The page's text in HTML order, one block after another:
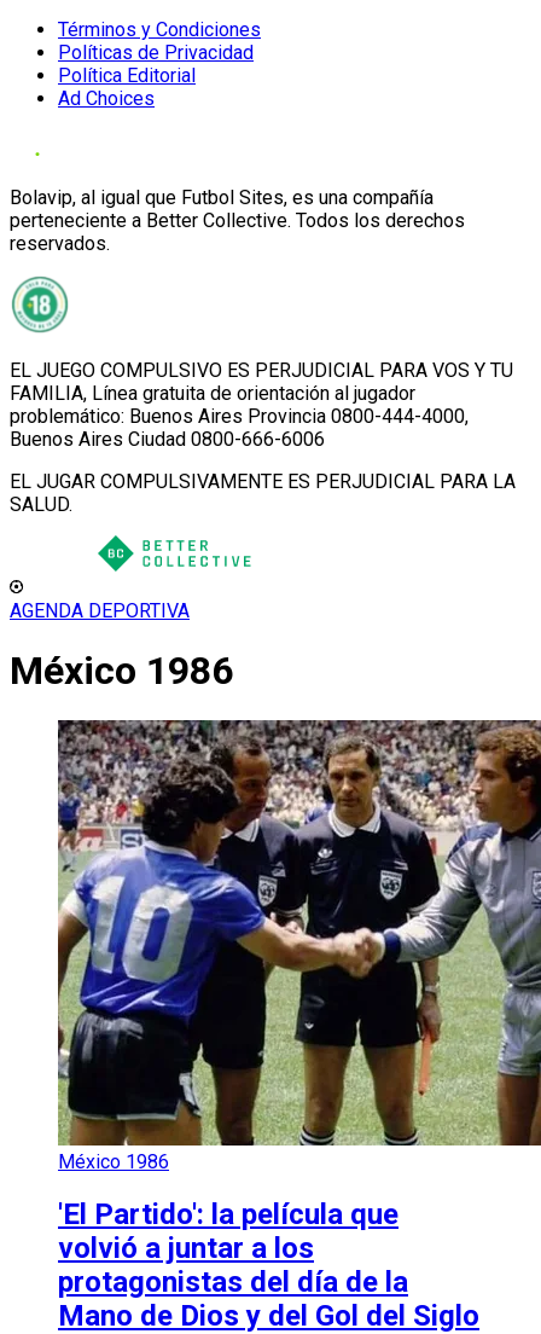
Términos y Condiciones
Políticas de Privacidad
Política Editorial
Ad Choices
Bolavip, al igual que Futbol Sites, es una compañía
perteneciente a Better Collective. Todos los derechos
reservados.
EL JUEGO COMPULSIVO ES PERJUDICIAL PARA VOS Y TU
FAMILIA, Línea gratuita de orientación al jugador
problemático: Buenos Aires Provincia 0800-444-4000,
Buenos Aires Ciudad 0800-666-6006
EL JUGAR COMPULSIVAMENTE ES PERJUDICIAL PARA LA
SALUD.
AGENDA DEPORTIVA
México 1986
México 1986
'El Partido': la película que
volvió a juntar a los
protagonistas del día de la
Mano de Dios y del Gol del Siglo